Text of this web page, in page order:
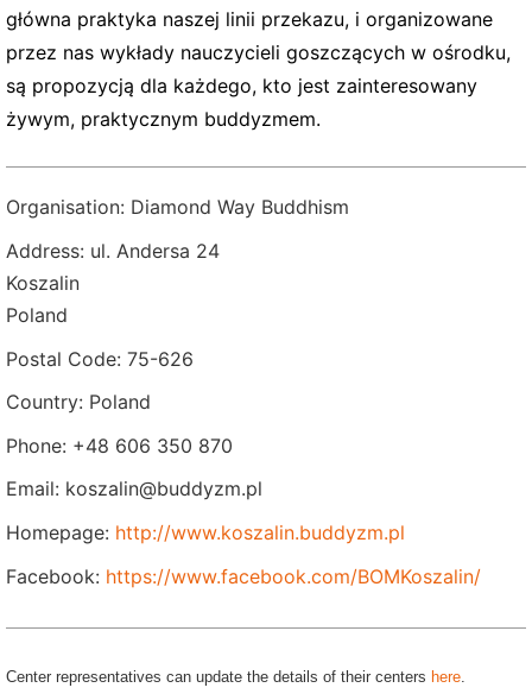
główna praktyka naszej linii przekazu, i organizowane
przez nas wykłady nauczycieli goszczących w ośrodku,
są propozycją dla każdego, kto jest zainteresowany
żywym, praktycznym buddyzmem.
Organisation: Diamond Way Buddhism
Address: ul. Andersa 24
Koszalin
Poland
Postal Code: 75-626
Country: Poland
Phone: +48 606 350 870
Email: koszalin@buddyzm.pl
Homepage: http://www.koszalin.buddyzm.pl
Facebook: https://www.facebook.com/BOMKoszalin/
Center representatives can update the details of their centers here.